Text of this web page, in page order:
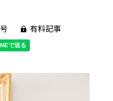
有料記事